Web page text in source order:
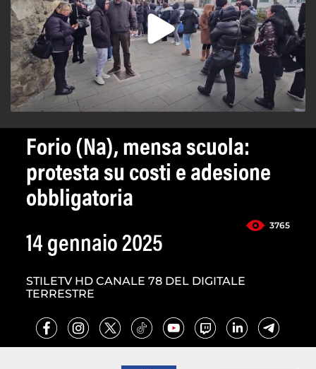
Forio (Na), mensa scuola:
protesta su costi e adesione
obbligatoria
3765
14 gennaio 2025
STILETV HD CANALE 78 DEL DIGITALE
TERRESTRE